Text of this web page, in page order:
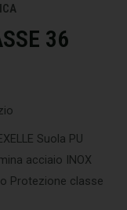
36
Suola PU
acciaio INOX
Protezione classe